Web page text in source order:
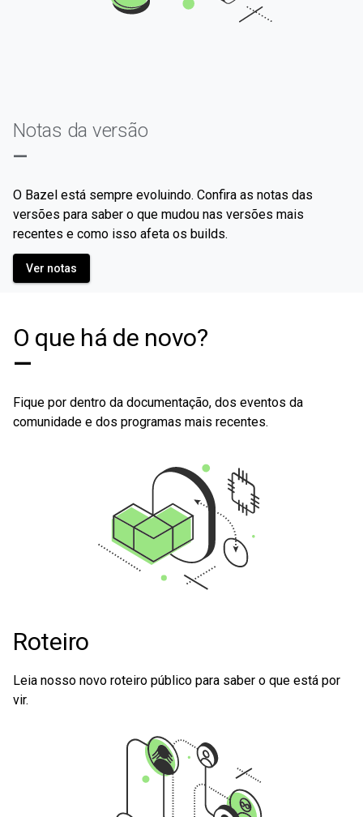
Notas da versão
—
O Bazel está sempre evoluindo. Confira as notas das
versões para saber o que mudou nas versões mais
recentes e como isso afeta os builds.
Ver notas
O que há de novo?
—
Fique por dentro da documentação, dos eventos da
comunidade e dos programas mais recentes.
Roteiro
Leia nosso novo roteiro público para saber o que está por
vir.